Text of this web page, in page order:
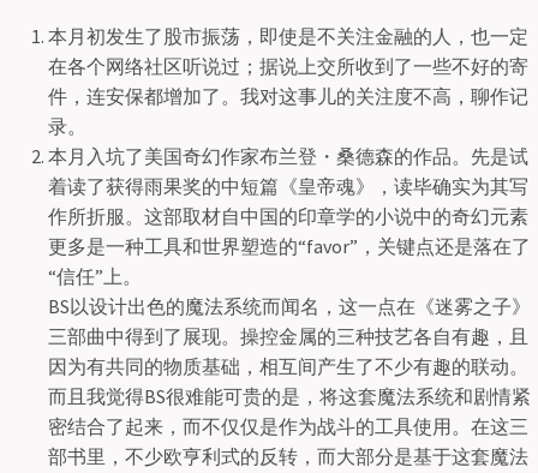
本月初发生了股市振荡，即使是不关注金融的人，也一定
在各个网络社区听说过；据说上交所收到了一些不好的寄
件，连安保都增加了。我对这事儿的关注度不高，聊作记
录。
本月入坑了美国奇幻作家布兰登・桑德森的作品。先是试
着读了获得雨果奖的中短篇《皇帝魂》，读毕确实为其写
作所折服。这部取材自中国的印章学的小说中的奇幻元素
更多是一种工具和世界塑造的“favor”，关键点还是落在了
“信任”上。
BS以设计出色的魔法系统而闻名，这一点在《迷雾之子》
三部曲中得到了展现。操控金属的三种技艺各自有趣，且
因为有共同的物质基础，相互间产生了不少有趣的联动。
而且我觉得BS很难能可贵的是，将这套魔法系统和剧情紧
密结合了起来，而不仅仅是作为战斗的工具使用。在这三
部书里，不少欧亨利式的反转，而大部分是基于这套魔法